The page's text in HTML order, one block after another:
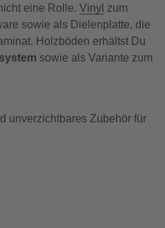
eine Rolle. Vinyl zum
sowie als Dielenplatte, die
Holzböden erhältst Du
sowie als Variante zum
unverzichtbares Zubehör für